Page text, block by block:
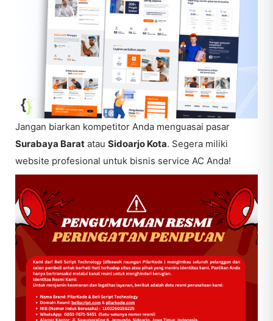
Jangan biarkan kompetitor Anda menguasai pasar
Surabaya Barat atau Sidoarjo Kota. Segera miliki
website profesional untuk bisnis service AC Anda!